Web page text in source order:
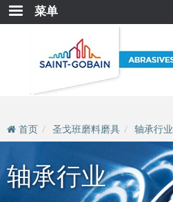
跳
转
菜单
首页 圣戈班磨料磨具 轴承行业
轴承行业